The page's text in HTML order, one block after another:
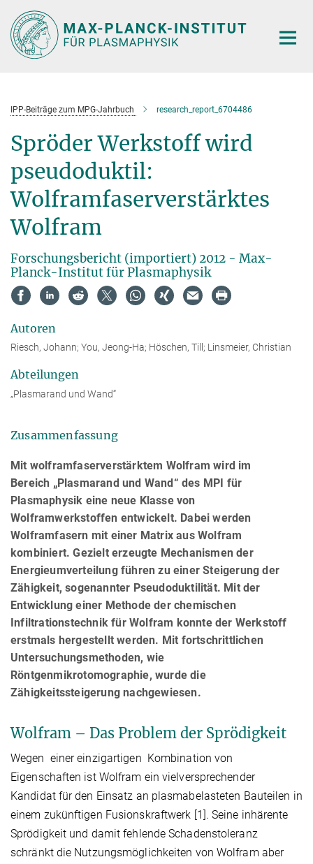
Hauptinhalt
IPP-Beiträge zum MPG-Jahrbuch research_report_6704486
Spröder Werkstoff wird
pseudoduktil:
Wolframfaserverstärktes
Wolfram
Forschungsbericht (importiert) 2012 - Max-
Planck-Institut für Plasmaphysik
Autoren
Riesch, Johann; You, Jeong-Ha; Höschen, Till; Linsmeier, Christian
Abteilungen
„Plasmarand und Wand“
Zusammenfassung
Mit wolframfaserverstärktem Wolfram wird im
Bereich „Plasmarand und Wand“ des MPI für
Plasmaphysik eine neue Klasse von
Wolframwerkstoffen entwickelt. Dabei werden
Wolframfasern mit einer Matrix aus Wolfram
kombiniert. Gezielt erzeugte Mechanismen der
Energieumverteilung führen zu einer Steigerung der
Zähigkeit, sogenannter Pseudoduktilität. Mit der
Entwicklung einer Methode der chemischen
Infiltrationstechnik für Wolfram konnte der Werkstoff
erstmals hergestellt werden. Mit fortschrittlichen
Untersuchungsmethoden, wie
Röntgenmikrotomographie, wurde die
Zähigkeitssteigerung nachgewiesen.
Wolfram – Das Problem der Sprödigkeit
Wegen einer einzigartigen Kombination von
Eigenschaften ist Wolfram ein vielversprechender
Kandidat für den Einsatz an plasmabelasteten Bauteilen in
einem zukünftigen Fusionskraftwerk [1]. Seine inhärente
Sprödigkeit und damit fehlende Schadenstoleranz
schränkt die Nutzungsmöglichkeiten von Wolfram aber